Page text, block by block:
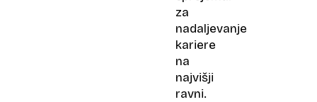
za
nadaljevanje
kariere
na
najvišji
ravni.